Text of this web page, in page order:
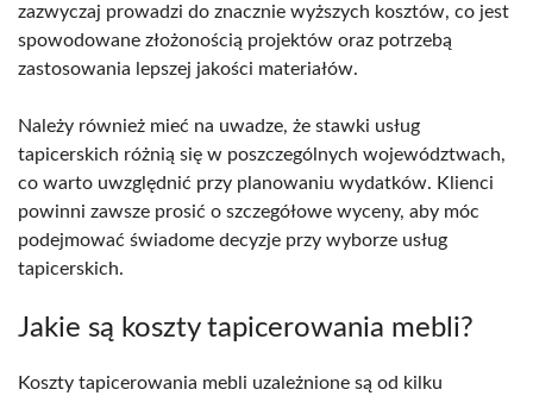
zazwyczaj prowadzi do znacznie wyższych kosztów, co jest
spowodowane złożonością projektów oraz potrzebą
zastosowania lepszej jakości materiałów.
Należy również mieć na uwadze, że stawki usług
tapicerskich różnią się w poszczególnych województwach,
co warto uwzględnić przy planowaniu wydatków. Klienci
powinni zawsze prosić o szczegółowe wyceny, aby móc
podejmować świadome decyzje przy wyborze usług
tapicerskich.
Jakie są koszty tapicerowania mebli?
Koszty tapicerowania mebli uzależnione są od kilku